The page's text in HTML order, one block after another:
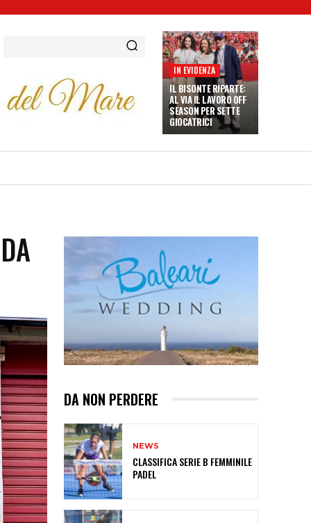
IN EVIDENZA
IL BISONTE RIPARTE:
AL VIA IL LAVORO OFF
SEASON PER SETTE
GIOCATRICI
DA NON PERDERE
NEWS
CLASSIFICA SERIE B FEMMINILE
PADEL